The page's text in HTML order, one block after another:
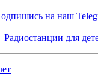
на наш
Радиостанции для